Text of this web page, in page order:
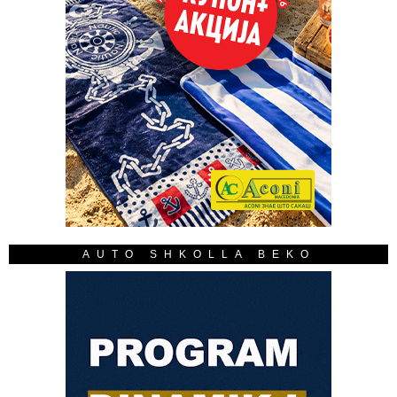
AUTO SHKOLLA BEKO